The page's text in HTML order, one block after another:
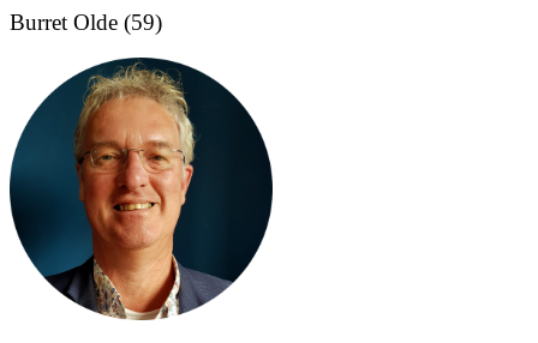
Burret Olde (59)